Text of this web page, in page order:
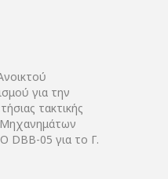
για την
τακτικής
DBB-05 για το Γ.